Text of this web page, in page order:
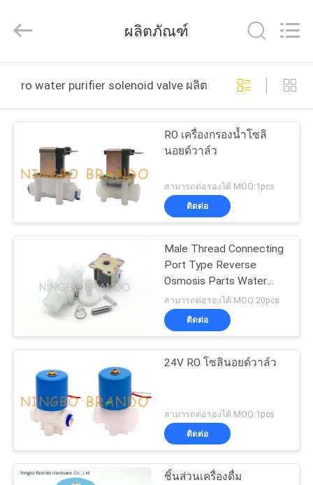
บ้าน
สินค้า
เกี่ยว
กับ
โรงงาน
ควบคุม
คุณภาพ
Ningbo
Brando
Ltd.
Reserved.
ผลิตภัณฑ์
ro water purifier solenoid valve ผลิตออนไลน์
RO เครื่องกรองน้ำโซลิ
นอยด์วาล์ว
สามารถต่อรองได้ MOQ:1pcs
ติดต่อ
Male Thread Connecting
Port Type Reverse
Osmosis Parts Water
Purifier Solenoid Valve
สามารถต่อรองได้ MOQ:20pcs
ติดต่อ
24V RO โซลินอยด์วาล์ว
สามารถต่อรองได้ MOQ:1pcs
ติดต่อ
ชิ้นส่วนเครื่องดื่ม